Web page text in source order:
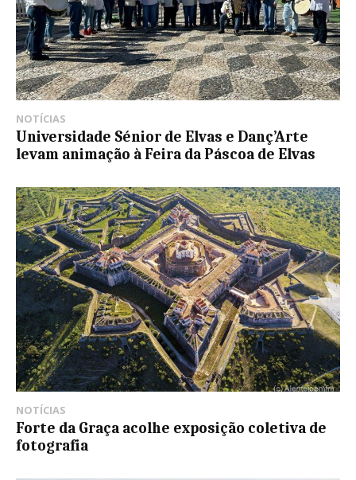
NOTÍCIAS
Universidade Sénior de Elvas e Danç’Arte
levam animação à Feira da Páscoa de Elvas
NOTÍCIAS
Forte da Graça acolhe exposição coletiva de
fotografia